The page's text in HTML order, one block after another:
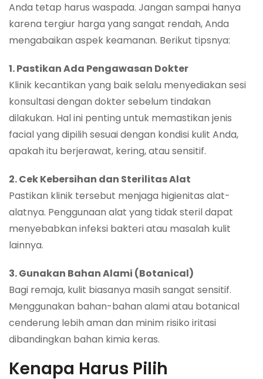
Anda tetap harus waspada. Jangan sampai hanya
karena tergiur harga yang sangat rendah, Anda
mengabaikan aspek keamanan. Berikut tipsnya:
1. Pastikan Ada Pengawasan Dokter
Klinik kecantikan yang baik selalu menyediakan sesi
konsultasi dengan dokter sebelum tindakan
dilakukan. Hal ini penting untuk memastikan jenis
facial yang dipilih sesuai dengan kondisi kulit Anda,
apakah itu berjerawat, kering, atau sensitif.
2. Cek Kebersihan dan Sterilitas Alat
Pastikan klinik tersebut menjaga higienitas alat-
alatnya. Penggunaan alat yang tidak steril dapat
menyebabkan infeksi bakteri atau masalah kulit
lainnya.
3. Gunakan Bahan Alami (Botanical)
Bagi remaja, kulit biasanya masih sangat sensitif.
Menggunakan bahan-bahan alami atau botanical
cenderung lebih aman dan minim risiko iritasi
dibandingkan bahan kimia keras.
Kenapa Harus Pilih